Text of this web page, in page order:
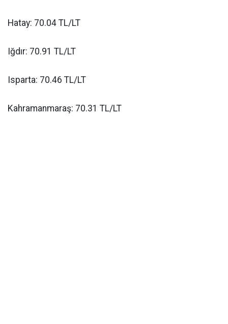
Hatay: 70.04 TL/LT
Iğdır: 70.91 TL/LT
Isparta: 70.46 TL/LT
Kahramanmaraş: 70.31 TL/LT